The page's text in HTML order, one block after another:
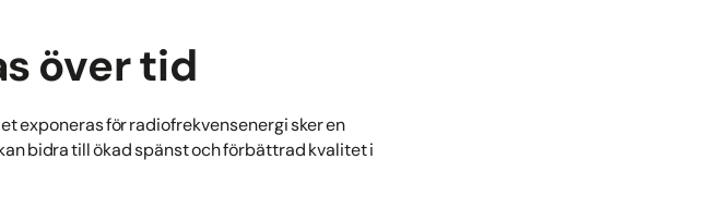
över tid
exponeras för radiofrekvensenergi sker en
bidra till ökad spänst och förbättrad kvalitet i